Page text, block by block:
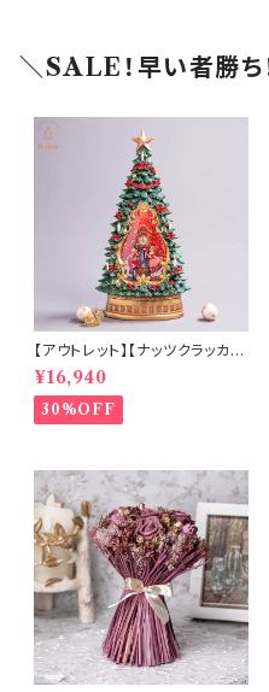
＼SALE！早い者勝ち
【アウトレット】【ナッツクラッカー
ツリー】リキッドLEDスノードー
ム【電池・USB仕様】(hr-1093
4)
¥16,940
30%OFF